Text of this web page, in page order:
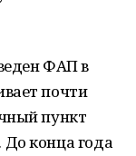
ФАП в
почти
пункт
До конца года